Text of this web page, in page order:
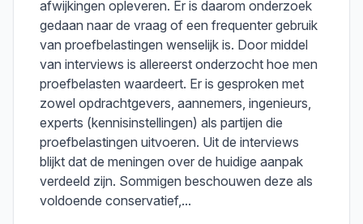
afwijkingen opleveren. Er is daarom onderzoek
gedaan naar de vraag of een frequenter gebruik
van proefbelastingen wenselijk is. Door middel
van interviews is allereerst onderzocht hoe men
proefbelasten waardeert. Er is gesproken met
zowel opdrachtgevers, aannemers, ingenieurs,
experts (kennisinstellingen) als partijen die
proefbelastingen uitvoeren. Uit de interviews
blijkt dat de meningen over de huidige aanpak
verdeeld zijn. Sommigen beschouwen deze als
voldoende conservatief,...